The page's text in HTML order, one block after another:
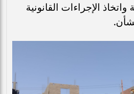
الإجراءات القانونية